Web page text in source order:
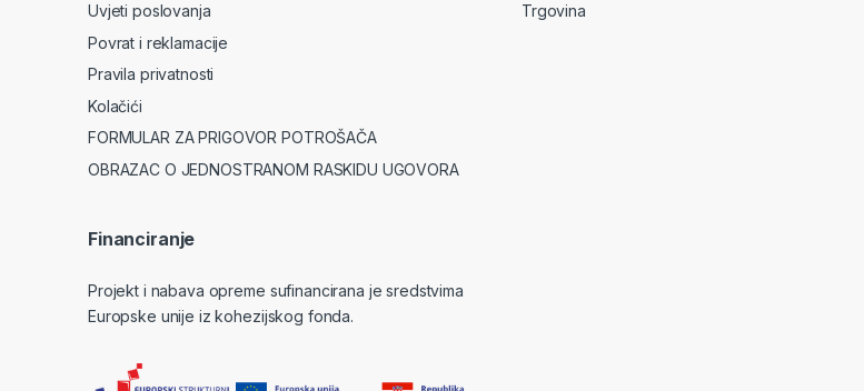
Uvjeti poslovanja
Povrat i reklamacije
Pravila privatnosti
Kolačići
FORMULAR ZA PRIGOVOR POTROŠAČA
OBRAZAC O JEDNOSTRANOM RASKIDU UGOVORA
Trgovina
Financiranje
Projekt i nabava opreme sufinancirana je sredstvima
Europske unije iz kohezijskog fonda.